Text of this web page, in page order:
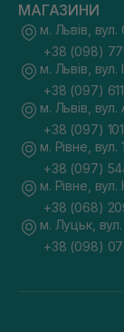
МАГАЗИНИ
м. Львів,
+38 (098)
м. Львів, вул.
+38 (097)
м. Львів,
+38 (097)
м. Рівне, вул.
+38 (097)
м. Рівне,
+38 (068)
м. Луцьк,
+38 (098)